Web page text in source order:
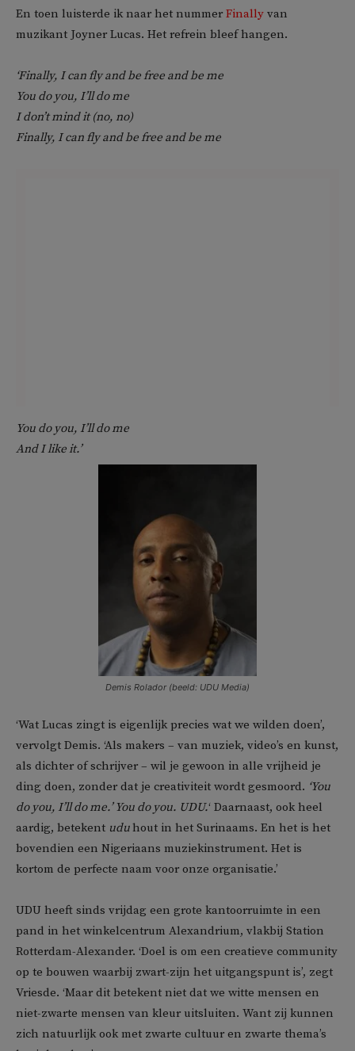
En toen luisterde ik naar het nummer Finally van
muzikant Joyner Lucas. Het refrein bleef hangen.
‘Finally, I can fly and be free and be me
You do you, I’ll do me
I don’t mind it (no, no)
Finally, I can fly and be free and be me
You do you, I’ll do me
And I like it.’
Demis Rolador (beeld: UDU Media)
‘Wat Lucas zingt is eigenlijk precies wat we wilden doen’,
vervolgt Demis. ‘Als makers – van muziek, video’s en kunst,
als dichter of schrijver – wil je gewoon in alle vrijheid je
ding doen, zonder dat je creativiteit wordt gesmoord. ‘You
do you, I’ll do me.’ You do you. UDU.‘ Daarnaast, ook heel
aardig, betekent uduhout in het Surinaams. En het is het
bovendien een Nigeriaans muziekinstrument. Het is
kortom de perfecte naam voor onze organisatie.’
UDU heeft sinds vrijdag een grote kantoorruimte in een
pand in het winkelcentrum Alexandrium, vlakbij Station
Rotterdam-Alexander. ‘Doel is om een creatieve community
op te bouwen waarbij zwart-zijn het uitgangspunt is’, zegt
Vriesde. ‘Maar dit betekent niet dat we witte mensen en
niet-zwarte mensen van kleur uitsluiten. Want zij kunnen
zich natuurlijk ook met zwarte cultuur en zwarte thema’s